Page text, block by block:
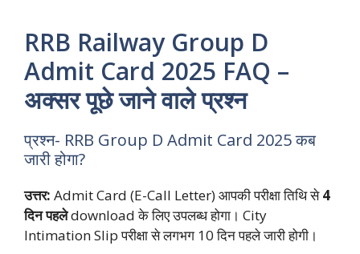
RRB Railway Group D
Admit Card 2025 FAQ –
अक्सर पूछे जाने वाले प्रश्न
प्रश्न- RRB Group D Admit Card 2025 कब
जारी होगा?
उत्तर: Admit Card (E-Call Letter) आपकी परीक्षा तिथि से4
दिन पहलेdownload के लिए उपलब्ध होगा। City
Intimation Slip परीक्षा से लगभग 10 दिन पहले जारी होगी।